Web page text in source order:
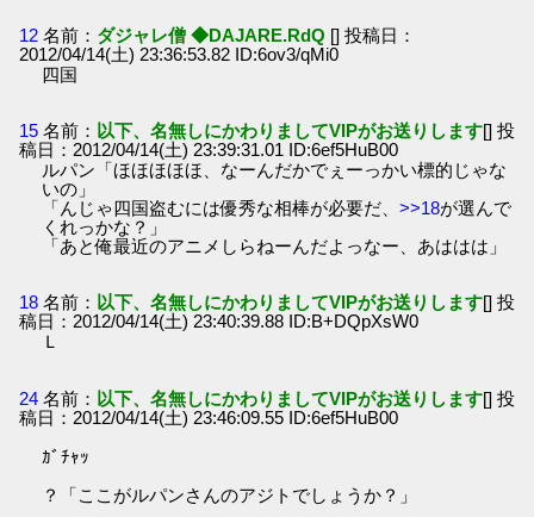
12 名前： ダジャレ僧 ◆DAJARE.RdQ [] 投稿日：
2012/04/14(土) 23:36:53.82 ID:6ov3/qMi0
四国
15 名前： 以下、名無しにかわりましてVIPがお送りします[] 投
稿日：2012/04/14(土) 23:39:31.01 ID:6ef5HuB00
ルパン「ほほほほほ、なーんだかでぇーっかい標的じゃな
いの」
「んじゃ四国盗むには優秀な相棒が必要だ、>>18が選んで
くれっかな？」
「あと俺最近のアニメしらねーんだよっなー、あははは」
18 名前： 以下、名無しにかわりましてVIPがお送りします[] 投
稿日：2012/04/14(土) 23:40:39.88 ID:B+DQpXsW0
Ｌ
24 名前： 以下、名無しにかわりましてVIPがお送りします[] 投
稿日：2012/04/14(土) 23:46:09.55 ID:6ef5HuB00
ｶﾞﾁｬｯ
？「ここがルパンさんのアジトでしょうか？」